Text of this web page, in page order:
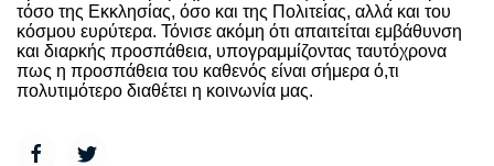
τόσο της Εκκλησίας, όσο και της Πολιτείας, αλλά και του
κόσμου ευρύτερα. Τόνισε ακόμη ότι απαιτείται εμβάθυνση
και διαρκής προσπάθεια, υπογραμμίζοντας ταυτόχρονα
πως η προσπάθεια του καθενός είναι σήμερα ό,τι
πολυτιμότερο διαθέτει η κοινωνία μας.